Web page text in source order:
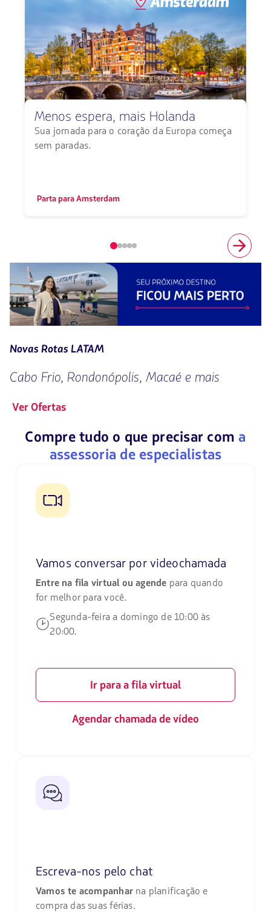
Menos espera, mais Holanda
Sua jornada para o coração da Europa começa
sem paradas.
Parta para Amsterdam
Elemento
1
5
Novas Rotas LATAM
Cabo Frio, Rondonópolis, Macaé e mais
Ver Ofertas
Compre tudo o que precisar com a
assessoria de especialistas
Vamos conversar por videochamada
Entre na fila virtual ou agende para quando
for melhor para você.
Segunda-feira a domingo de 10:00 às
20:00.
Ir para a fila virtual
Agendar chamada de vídeo
Escreva-nos pelo chat
Vamos te acompanharna planificação e
compra das suas férias.